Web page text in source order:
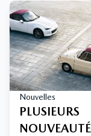
Nouvelles
PLUSIEURS